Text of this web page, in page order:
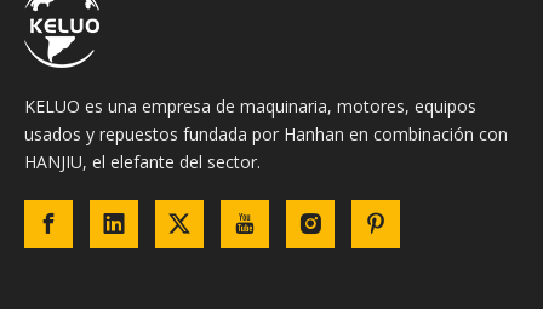
KELUO es una empresa de maquinaria, motores, equipos
usados ​​y repuestos fundada por Hanhan en combinación con
HANJIU, el elefante del sector.